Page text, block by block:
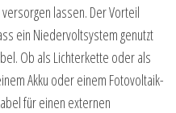
lassen. Der Vorteil
ein Niedervoltsystem genutzt
Ob als Lichterkette oder als
Akku oder einem Fotovoltaik-
für einen externen